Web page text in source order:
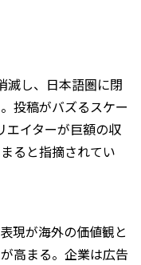
滅し、日本語圏に閉
投稿がバズるスケー
エイターが巨額の収
ると指摘されてい
現が海外の価値観と
高まる。企業は広告